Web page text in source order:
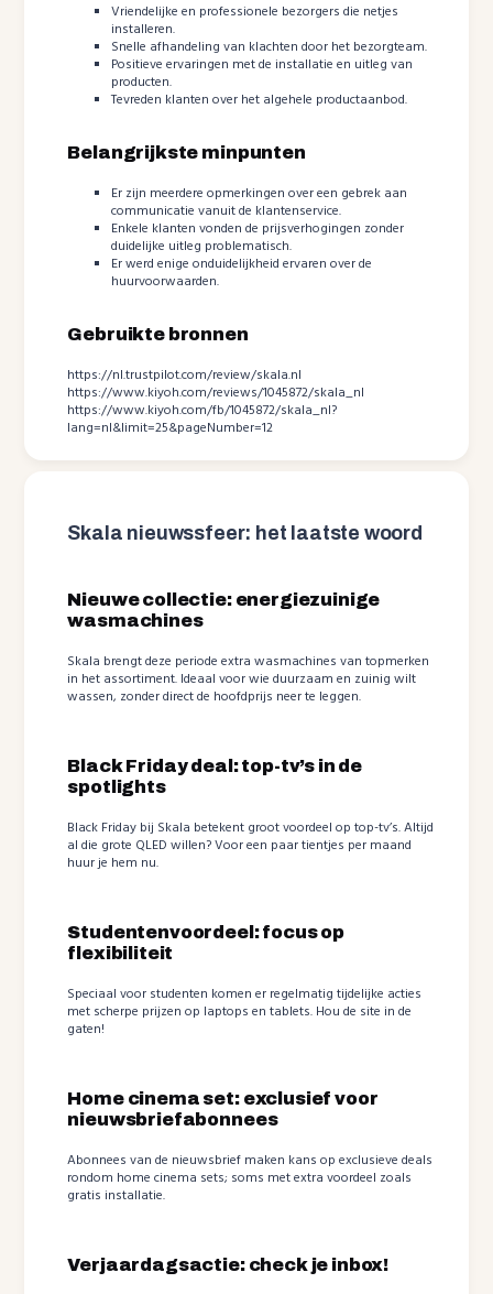
Vriendelijke en professionele bezorgers die netjes
installeren.
Snelle afhandeling van klachten door het bezorgteam.
Positieve ervaringen met de installatie en uitleg van
producten.
Tevreden klanten over het algehele productaanbod.
Belangrijkste minpunten
Er zijn meerdere opmerkingen over een gebrek aan
communicatie vanuit de klantenservice.
Enkele klanten vonden de prijsverhogingen zonder
duidelijke uitleg problematisch.
Er werd enige onduidelijkheid ervaren over de
huurvoorwaarden.
Gebruikte bronnen
https://nl.trustpilot.com/review/skala.nl
https://www.kiyoh.com/reviews/1045872/skala_nl
https://www.kiyoh.com/fb/1045872/skala_nl?
lang=nl&limit=25&pageNumber=12
Skala nieuwssfeer: het laatste woord
Nieuwe collectie: energiezuinige
wasmachines
Skala brengt deze periode extra wasmachines van topmerken
in het assortiment. Ideaal voor wie duurzaam en zuinig wilt
wassen, zonder direct de hoofdprijs neer te leggen.
Black Friday deal: top-tv’s in de
spotlights
Black Friday bij Skala betekent groot voordeel op top-tv’s. Altijd
al die grote QLED willen? Voor een paar tientjes per maand
huur je hem nu.
Studentenvoordeel: focus op
flexibiliteit
Speciaal voor studenten komen er regelmatig tijdelijke acties
met scherpe prijzen op laptops en tablets. Hou de site in de
gaten!
Home cinema set: exclusief voor
nieuwsbriefabonnees
Abonnees van de nieuwsbrief maken kans op exclusieve deals
rondom home cinema sets; soms met extra voordeel zoals
gratis installatie.
Verjaardagsactie: check je inbox!